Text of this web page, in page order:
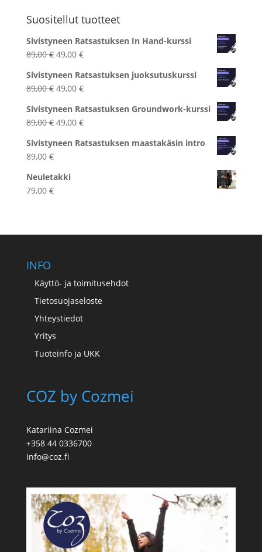
Suositellut tuotteet
Sivistyneen Ratsastuksen In Hand-kurssi
89,00€ Alkuperäinen
oli:
89,00 €.
49,00 €Nykyinen
on:
49,00 €.
Sivistyneen Ratsastuksen juoksutuskurssi
89,00€ Alkuperäinen
oli:
89,00 €.
49,00 €Nykyinen
on:
49,00 €.
Sivistyneen Ratsastuksen Groundwork-kurssi
89,00€ Alkuperäinen
oli:
49,00 €Nykyinen
on:
Sivistyneen Ratsastuksen maastakäsin intro
89,00 €
Neuletakki
79,00 €
INFO
Käyttö- ja toimitusehdot
Tietosuojaseloste
Yhteystiedot
Yritys
Tuoteinfo ja UKK
COZ by Cozmei
Katariina Cozmei
+358 44 0336700
info@coz.fi